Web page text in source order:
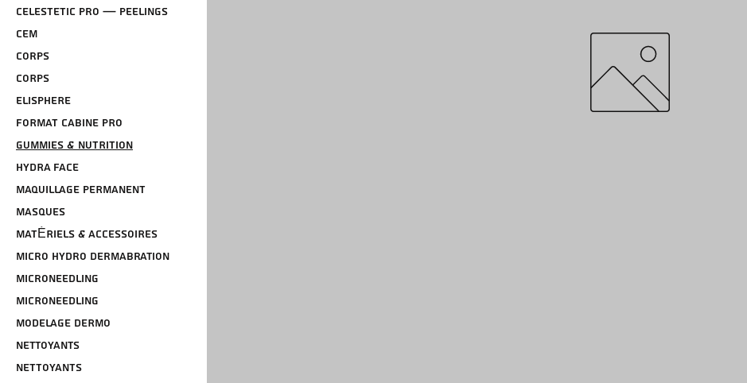
CELESTETIC Pro — Peelings
CEM
Corps
CORPS
ELISPHERE
FORMAT CABINE PRO
GUMMIES & NUTRITION
HYDRA FACE
MAQUILLAGE PERMANENT
MASQUES
MATÉRIELS & ACCESSOIRES
Micro Hydro Dermabration
Microneedling
MICRONEEDLING
MODELAGE DERMO
Nettoyants
NETTOYANTS